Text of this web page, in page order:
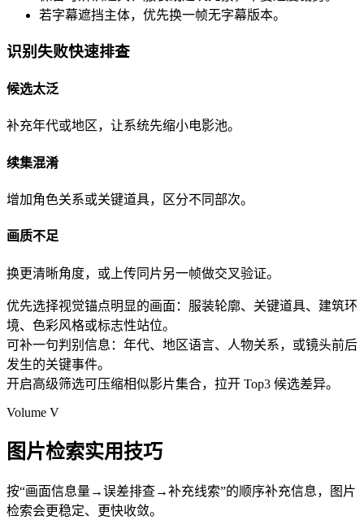
若字幕遮挡主体，优先换一帧无字幕版本。
识别失败快速排查
候选太泛
补充年代或地区，让系统先缩小电影池。
续集混淆
增加角色关系或关键道具，区分不同部次。
画质不足
换更清晰角度，或上传同片另一帧做交叉验证。
优先选择视觉锚点明显的画面：服装轮廓、关键道具、建筑环
境、色彩风格或标志性站位。
可补一句判别信息：年代、地区语言、人物关系，或镜头前后
发生的关键事件。
开启高级筛选可压缩相似影片集合，拉开 Top3 候选差异。
Volume V
图片检索实用技巧
按“画面信息量→误差排查→补充线索”的顺序补充信息，图片
检索会更稳定、更快收敛。